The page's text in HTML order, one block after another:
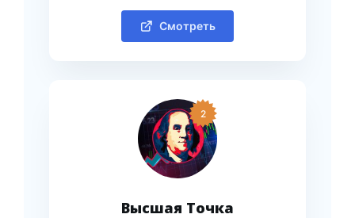
Смотреть
2
Высшая Точка